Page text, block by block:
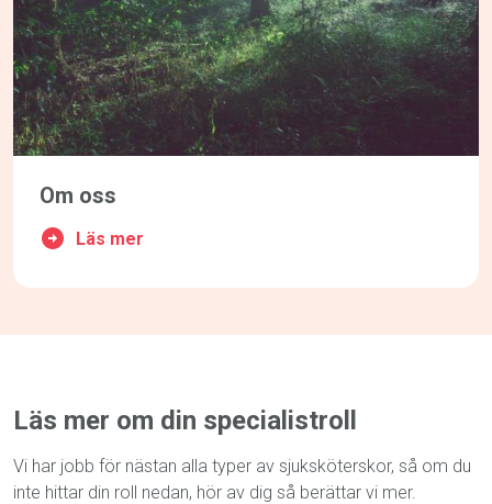
Om oss
Läs mer
Läs mer om din specialistroll
Vi har jobb för nästan alla typer av sjuksköterskor, så om du
inte hittar din roll nedan, hör av dig så berättar vi mer.